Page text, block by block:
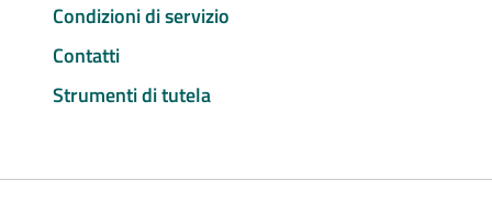
Condizioni di servizio
Contatti
Strumenti di tutela